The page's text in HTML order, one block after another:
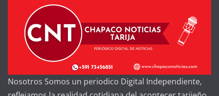
Nosotros Somos un periodico Digital Independiente,